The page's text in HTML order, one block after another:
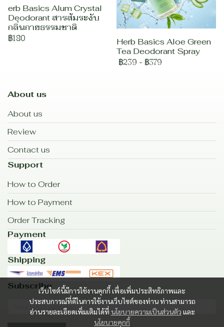
erb Basics Alum Crystal
Deodorant สารส้มระงับ
กลิ่นกายธรรมชาติ
฿180
Herb Basics Aloe Green
Tea Deodorant Spray
฿239 - ฿379
เว็บไซต์นี้มีการใช้งานคุกกี้ เพื่อเพิ่มประสิทธิภาพและ
ประสบการณ์ที่ดีในการใช้งานเว็บไซต์ของท่าน ท่านสามารถ
อ่านรายละเอียดเพิ่มเติมได้ที่ นโยบายความเป็นส่วนตัว และ
นโยบายคุกกี้
About us
About us
Review
Contact us
Support
How to Order
How to Payment
Order Tracking
Payment
Shipping
Subscribe